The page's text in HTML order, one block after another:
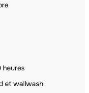
heures
et wallwash